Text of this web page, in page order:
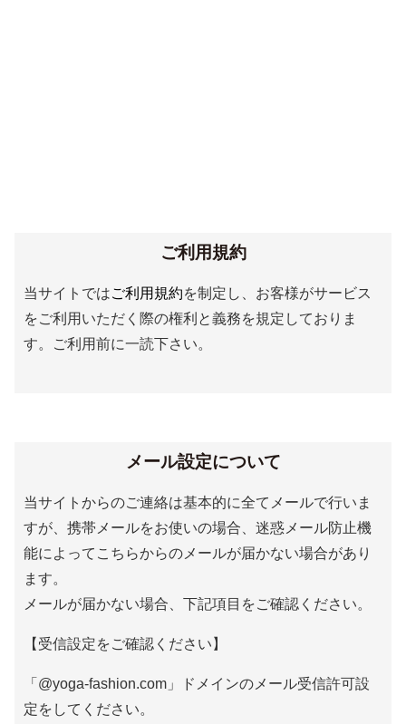
ご利用規約
当サイトではご利用規約を制定し、お客様がサービス
をご利用いただく際の権利と義務を規定しておりま
す。ご利用前に一読下さい。
メール設定について
当サイトからのご連絡は基本的に全てメールで行いま
すが、携帯メールをお使いの場合、迷惑メール防止機
能によってこちらからのメールが届かない場合があり
ます。
メールが届かない場合、下記項目をご確認ください。
【受信設定をご確認ください】
「@yoga-fashion.com」ドメインのメール受信許可設
定をしてください。